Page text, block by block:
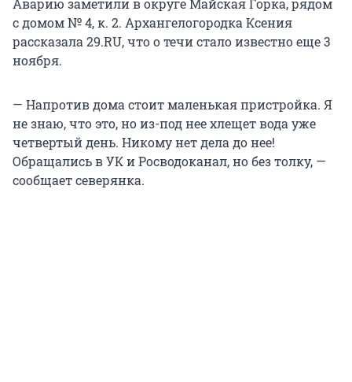
Аварию заметили в округе Майская Горка, рядом
с домом № 4, к. 2. Архангелогородка Ксения
рассказала 29.RU, что о течи стало известно еще 3
ноября.
— Напротив дома стоит маленькая пристройка. Я
не знаю, что это, но из-под нее хлещет вода уже
четвертый день. Никому нет дела до нее!
Обращались в УК и Росводоканал, но без толку, —
сообщает северянка.